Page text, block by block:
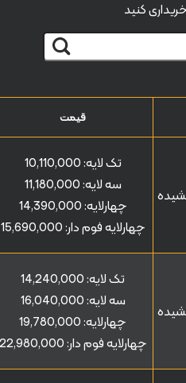
کنید
قیمت
تک لایه:10,110,000
سه لایه:11,180,000
چهارلایه:14,390,000
چهارلایه فوم دار:15,690,000
تک لایه:14,240,000
سه لایه:16,040,000
چهارلایه:19,780,000
چهارلایه فوم دار: